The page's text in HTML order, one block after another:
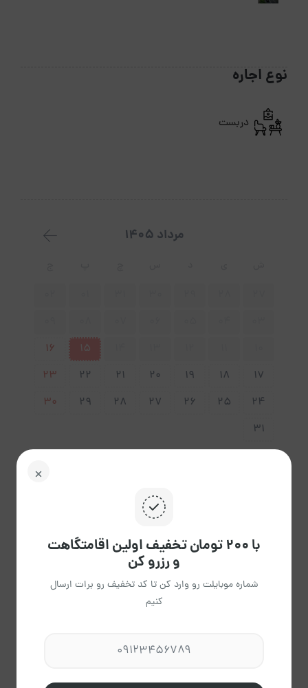
نوع اجاره
دربست
مرداد 1405
15
16
17
18
19
20
21
22
23
24
25
26
27
28
29
30
31
راهنمای تقویم
عضویت از آبان 1403
با ۲۰۰ تومان تخفیف اولین اقامتگاهت
و رزرو کن
شماره موبایلت رو وارد کن تا کد تخفیف رو برات ارسال
کنیم